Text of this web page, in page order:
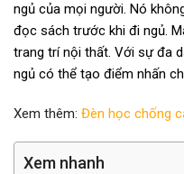
ngủ của mọi người. Nó
đọc sách trước khi đi ngủ.
trang trí nội thất. Với sự đa
ngủ có thể tạo điểm nhấn
Xem thêm: Đèn học chống
Xem nhanh